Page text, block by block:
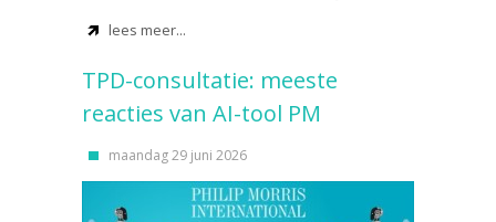
lees meer...
TPD-consultatie: meeste
reacties van AI-tool PM
maandag 29 juni 2026